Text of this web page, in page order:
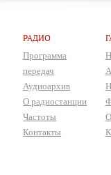
РАДИО
Программа
передач
Аудиоархив
О радиостанции
Частоты
Контакты